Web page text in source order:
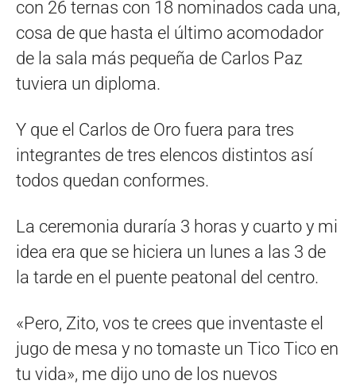
con 26 ternas con 18 nominados cada una,
cosa de que hasta el último acomodador
de la sala más pequeña de Carlos Paz
tuviera un diploma.
Y que el Carlos de Oro fuera para tres
integrantes de tres elencos distintos así
todos quedan conformes.
La ceremonia duraría 3 horas y cuarto y mi
idea era que se hiciera un lunes a las 3 de
la tarde en el puente peatonal del centro.
«Pero, Zito, vos te crees que inventaste el
jugo de mesa y no tomaste un Tico Tico en
tu vida», me dijo uno de los nuevos